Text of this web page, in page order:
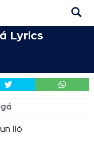
Lyrics
lió